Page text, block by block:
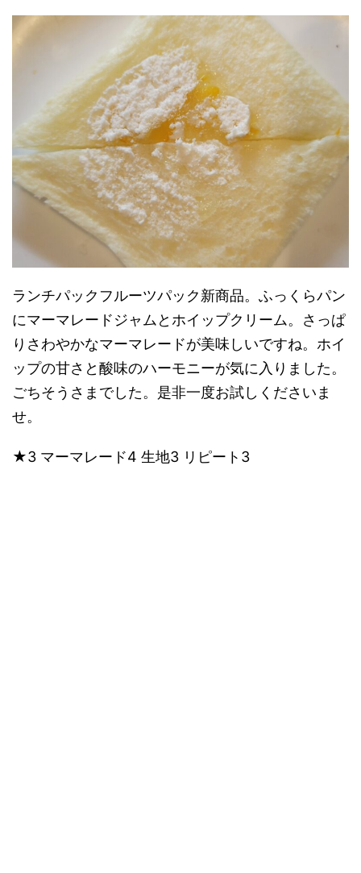
ランチパックフルーツパック新商品。ふっくらパン
にマーマレードジャムとホイップクリーム。さっぱ
りさわやかなマーマレードが美味しいですね。ホイ
ップの甘さと酸味のハーモニーが気に入りました。
ごちそうさまでした。是非一度お試しくださいま
せ。
★3 マーマレード4 生地3 リピート3